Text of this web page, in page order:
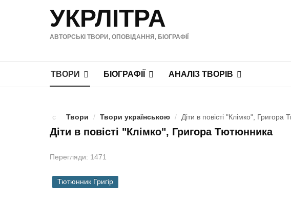
УКРЛІТРА
АВТОРСЬКІ ТВОРИ, ОПОВІДАННЯ, БІОГРАФІЇ
ТВОРИ БІОГРАФІЇ АНАЛІЗ ТВОРІВ
Твори / Твори українською / Діти в повісті "Клімко", Григора
Діти в повісті "Клімко", Григора Тютюнника
Перегляди: 1471
Тютюнник Григір